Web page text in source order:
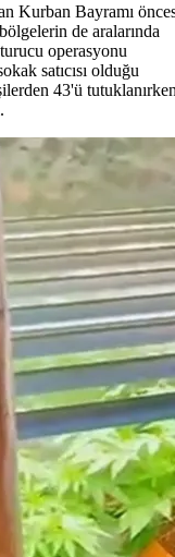
Kurban Bayramı
de aralarında
operasyonu
satıcısı olduğu
43'ü